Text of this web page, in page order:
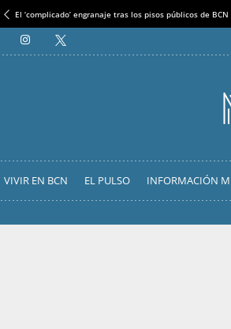
El ‘complicado’ engranaje tras los pisos públicos de BCN
VIVIR EN BCN EL PULSO INFORMACIÓN